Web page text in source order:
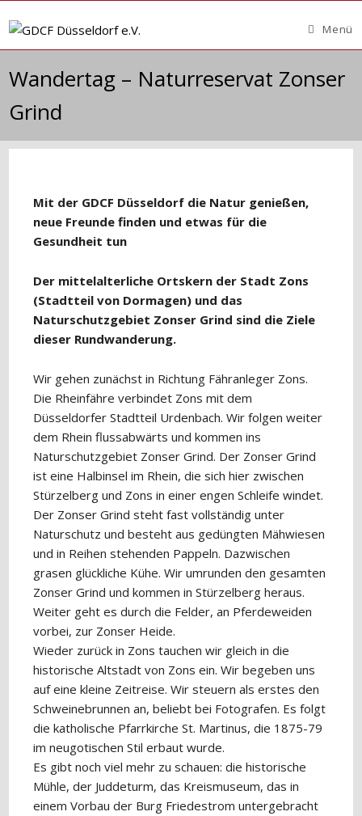
Inhalt
Menü
Wandertag – Naturreservat Zonser
Grind
Mit der GDCF Düsseldorf die Natur genießen,
neue Freunde finden und etwas für die
Gesundheit tun
Der mittelalterliche Ortskern der Stadt Zons
(Stadtteil von Dormagen) und das
Naturschutzgebiet Zonser Grind sind die Ziele
dieser Rundwanderung.
Wir gehen zunächst in Richtung Fähranleger Zons.
Die Rheinfähre verbindet Zons mit dem
Düsseldorfer Stadtteil Urdenbach. Wir folgen weiter
dem Rhein flussabwärts und kommen ins
Naturschutzgebiet Zonser Grind. Der Zonser Grind
ist eine Halbinsel im Rhein, die sich hier zwischen
Stürzelberg und Zons in einer engen Schleife windet.
Der Zonser Grind steht fast vollständig unter
Naturschutz und besteht aus gedüngten Mähwiesen
und in Reihen stehenden Pappeln. Dazwischen
grasen glückliche Kühe. Wir umrunden den gesamten
Zonser Grind und kommen in Stürzelberg heraus.
Weiter geht es durch die Felder, an Pferdeweiden
vorbei, zur Zonser Heide.
Wieder zurück in Zons tauchen wir gleich in die
historische Altstadt von Zons ein. Wir begeben uns
auf eine kleine Zeitreise. Wir steuern als erstes den
Schweinebrunnen an, beliebt bei Fotografen. Es folgt
die katholische Pfarrkirche St. Martinus, die 1875-79
im neugotischen Stil erbaut wurde.
Es gibt noch viel mehr zu schauen: die historische
Mühle, der Juddeturm, das Kreismuseum, das in
einem Vorbau der Burg Friedestrom untergebracht